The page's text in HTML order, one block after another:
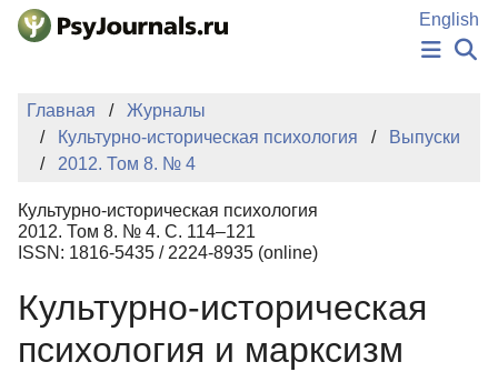
Перейти к основному содержанию
English
НОВОСТИ
КЛЮЧЕВЫЕ СЛОВА
Регистрация
Главная
Журналы
Культурно-историческая психология
Выпуски
2012. Том 8. № 4
Культурно-историческая психология
2012. Том 8. № 4. С. 114–121
ISSN: 1816-5435 / 2224-8935 (online)
Культурно-историческая
психология и марксизм